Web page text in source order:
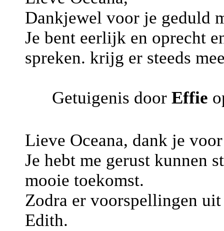
Dankjewel voor je geduld
Je bent eerlijk en oprecht
spreken. krijg er steeds
Getuigenis door Effie
Lieve Oceana, dank je
Je hebt me gerust kunnen
mooie toekomst.
Zodra er voorspellingen
Edith.